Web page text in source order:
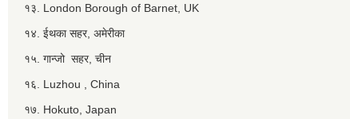
१३. London Borough of Barnet, UK
१४. ईथका सहर, अमेरीका
१५. गान्जो सहर, चीन
१६. Luzhou , China
१७. Hokuto, Japan